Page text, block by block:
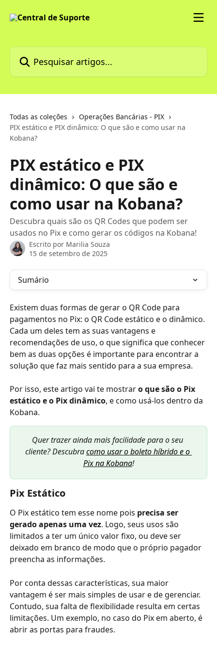
Pesquisar artigos...
Todas as coleções
Operações Bancárias - PIX
PIX estático e PIX dinâmico: O que são e como usar na
Kobana?
PIX estático e PIX
dinâmico: O que são e
como usar na Kobana?
Descubra quais são os QR Codes que podem ser
usados no Pix e como gerar os códigos na Kobana!
Escrito por Marilia Souza
15 de setembro de 2025
Sumário
Existem duas formas de gerar o QR Code para
pagamentos no Pix: o QR Code estático e o dinâmico.
Cada um deles tem as suas vantagens e
recomendações de uso, o que significa que conhecer
bem as duas opções é importante para encontrar a
solução que faz mais sentido para a sua empresa.
Por isso, este artigo vai te mostrar o que são o Pix
estático e o Pix dinâmico, e como usá-los dentro da
Kobana.
Quer trazer ainda mais facilidade para o seu
cliente? Descubra como usar o boleto híbrido e o
Pix na Kobana!
Pix Estático
O Pix estático tem esse nome pois precisa ser
gerado apenas uma vez. Logo, seus usos são
limitados a ter um único valor fixo, ou deve ser
deixado em branco de modo que o próprio pagador
preencha as informações.
Por conta dessas características, sua maior
vantagem é ser mais simples de usar e de gerenciar.
Contudo, sua falta de flexibilidade resulta em certas
limitações. Um exemplo, no caso do Pix em aberto, é
abrir as portas para fraudes.